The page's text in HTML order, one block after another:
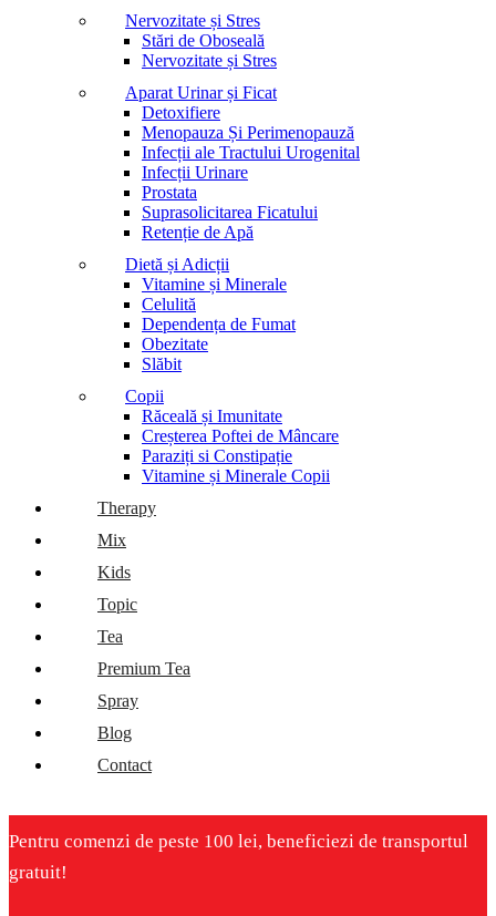
Nervozitate și Stres
Stări de Oboseală
Nervozitate și Stres
Aparat Urinar și Ficat
Detoxifiere
Menopauza Și Perimenopauză
Infecții ale Tractului Urogenital
Infecții Urinare
Prostata
Suprasolicitarea Ficatului
Retenție de Apă
Dietă și Adicții
Vitamine și Minerale
Celulită
Dependența de Fumat
Obezitate
Slăbit
Copii
Răceală și Imunitate
Creșterea Poftei de Mâncare
Paraziți si Constipație
Vitamine și Minerale Copii
Therapy
Mix
Kids
Topic
Tea
Premium Tea
Spray
Blog
Contact
Pentru comenzi de peste 100 lei, beneficiezi de transportul
gratuit!